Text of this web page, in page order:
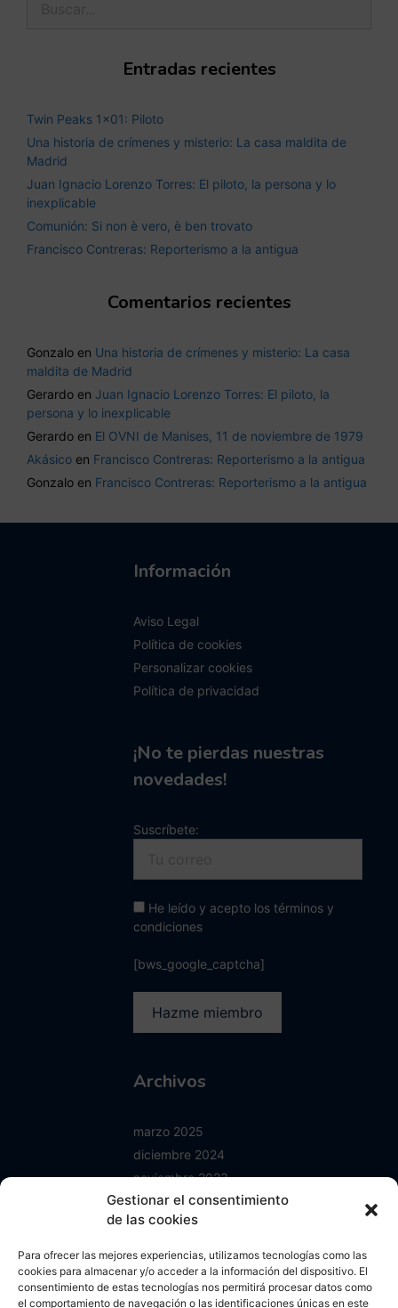
Gestionar el consentimiento
de las cookies
Para ofrecer las mejores experiencias, utilizamos tecnologías como las
cookies para almacenar y/o acceder a la información del dispositivo. El
consentimiento de estas tecnologías nos permitirá procesar datos como
el comportamiento de navegación o las identificaciones únicas en este
Entradas recientes
Twin Peaks 1×01: Piloto
Una historia de crímenes y misterio: La casa maldita de
Madrid
Juan Ignacio Lorenzo Torres: El piloto, la persona y lo
inexplicable
Comunión: Si non è vero, è ben trovato
Francisco Contreras: Reporterismo a la antigua
Comentarios recientes
Gonzalo en Una historia de crímenes y misterio: La casa
maldita de Madrid
Gerardo en Juan Ignacio Lorenzo Torres: El piloto, la
persona y lo inexplicable
Gerardo en El OVNI de Manises, 11 de noviembre de 1979
Akásico en Francisco Contreras: Reporterismo a la antigua
Gonzalo en Francisco Contreras: Reporterismo a la antigua
Información
Aviso Legal
Política de cookies
Personalizar cookies
Política de privacidad
¡No te pierdas nuestras
novedades!
Suscríbete:
He leído y acepto los términos y
condiciones
[bws_google_captcha]
Archivos
marzo 2025
diciembre 2024
noviembre 2023
junio 2023
enero 2023
abril 2022
octubre 2021